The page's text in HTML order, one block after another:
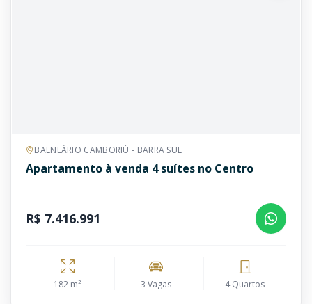
BALNEÁRIO CAMBORIÚ - BARRA SUL
Apartamento à venda 4 suítes no Centro
R$ 7.416.991
182 m² 3 Vagas 4 Quartos